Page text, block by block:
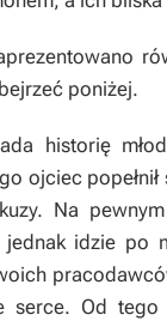
poniżej.
historię
ojciec
Na
idzie po
Od tego